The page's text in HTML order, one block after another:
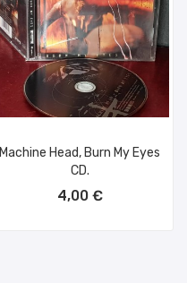
Machine Head, Burn My Eyes
CD.
4,00 €